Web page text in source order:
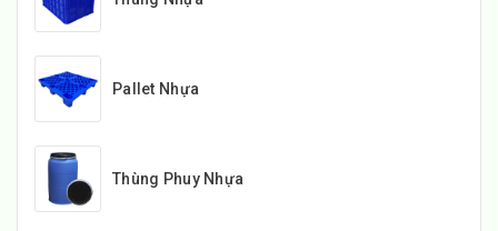
Pallet Nhựa
Thùng Phuy Nhựa